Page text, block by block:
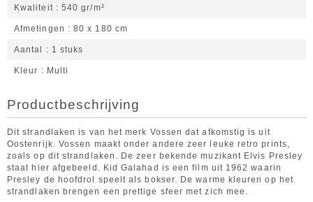
Kwaliteit 540 gr/m²
Afmetingen 80 x 180 cm
Aantal 1 stuks
Kleur Multi
Productbeschrijving
Dit strandlaken is van het merk Vossen dat afkomstig is uit
Oostenrijk. Vossen maakt onder andere zeer leuke retro prints,
zoals op dit strandlaken. De zeer bekende muzikant Elvis Presley
staat hier afgebeeld. Kid Galahad is een film uit 1962 waarin
Presley de hoofdrol speelt als bokser. De warme kleuren op het
strandlaken brengen een prettige sfeer met zich mee.